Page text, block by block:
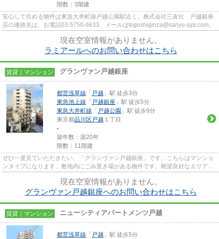
階数：3階建
安心して住める物件は東急大井町線戸越公園駅近く。株式会社三友社 戸越銀座
店の連絡先は、お電話03-5750-6633、メールはtogoshiginza@sanyu-sya.com。
現在空室情報がありません。
ラミアールへのお問い合わせはこちら
賃貸｜マンション グランヴァン戸越銀座
都営浅草線 「 戸越 」駅 徒歩3分
東急池上線 「 戸越銀座 」駅 徒歩5分
東急大井町線 「 戸越公園 」駅 徒歩9分
東京都品川区 戸越 １丁目
-
築年数：築20年
階数：11階建
ぜひ一度見ていただきたい、「グランヴァン戸越銀座」です。こちらはマンショ
ンタイプになります。敷地内にごみ置き場がある物件です。眺望良好なエリアで
現在空室情報がありません。
グランヴァン戸越銀座へのお問い合わせはこちら
賃貸｜マンション ニューシティアパートメンツ戸越
都営浅草線 「 戸越 」駅 徒歩5分